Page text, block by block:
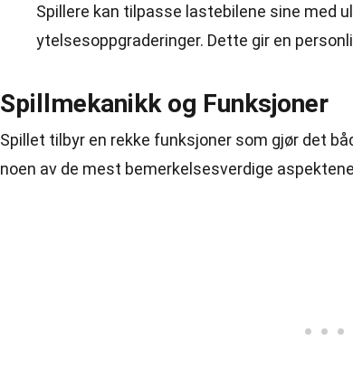
Spillere kan tilpasse lastebilene sine med
ytelsesoppgraderinger. Dette gir en
Spillmekanikk og Funksjoner
Spillet tilbyr en rekke funksjoner som gjør det
noen av de mest bemerkelsesverdige